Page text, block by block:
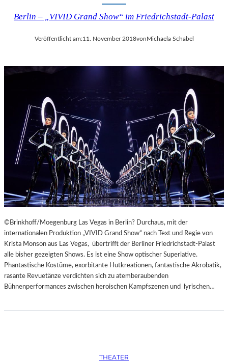
Berlin – „VIVID Grand Show“ im Friedrichstadt-Palast
Veröffentlicht am:11. November 2018von Michaela Schabel
©Brinkhoff/Moegenburg Las Vegas in Berlin? Durchaus, mit der
internationalen Produktion „VIVID Grand Show“ nach Text und Regie von
Krista Monson aus Las Vegas, übertrifft der Berliner Friedrichstadt-Palast
alle bisher gezeigten Shows. Es ist eine Show optischer Superlative.
Phantastische Kostüme, exorbitante Hutkreationen, fantastische Akrobatik,
rasante Revuetänze verdichten sich zu atemberaubenden
Bühnenperformances zwischen heroischen Kampfszenen und lyrischen…
THEATER